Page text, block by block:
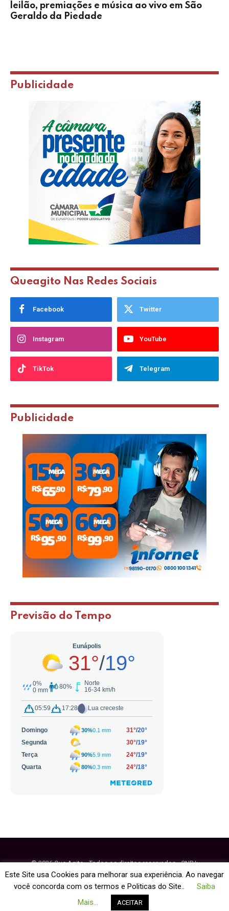
leilão, premiações e música ao vivo em São
Geraldo da Piedade
Publicidade
Queagito Nas Redes Sociais
Facebook Twitter
Instagram YouTube
TikTok Telegram
Publicidade
Previsão do Tempo
© 2026 Que Agito - Todos os direitos reservados - CNPJ:
64.884.270/0001-95
Política de Cookies
Este Site usa Cookies para melhorar sua experiência. Ao navegar
você concorda com os termos e Politicas do Site..
Saiba
Mais...
ACEITAR